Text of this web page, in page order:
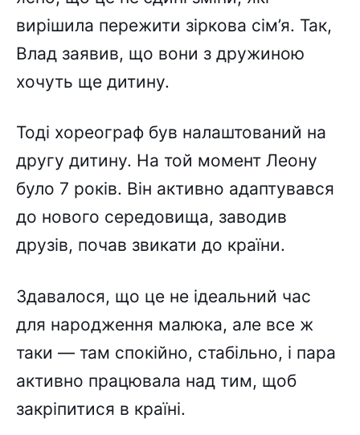
вирішила пережити зіркова сім’я. Так,
Влад заявив, що вони з дружиною
хочуть ще дитину.
Тоді хореограф був налаштований на
другу дитину. На той момент Леону
було 7 років. Він активно адаптувався
до нового середовища, заводив
друзів, почав звикати до країни.
Здавалося, що це не ідеальний час
для народження малюка, але все ж
таки — там спокійно, стабільно, і пара
активно працювала над тим, щоб
закріпитися в країні.